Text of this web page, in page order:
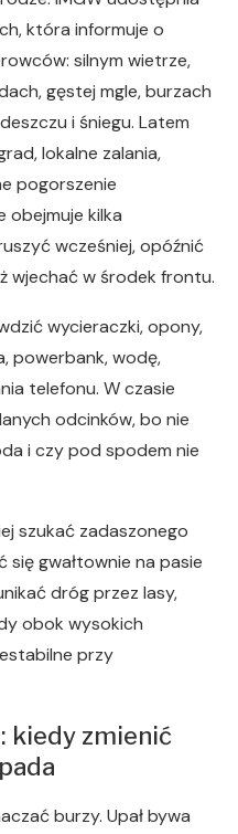
która informuje o
silnym wietrze,
gęstej mgle, burzach
i śniegu. Latem
lokalne zalania,
pogorszenie
obejmuje kilka
wcześniej, opóźnić
wjechać w środek frontu.
wycieraczki, opony,
powerbank, wodę,
telefonu. W czasie
odcinków, bo nie
i czy pod spodem nie
szukać zadaszonego
się gwałtownie na pasie
dróg przez lasy,
obok wysokich
przy
kiedy zmienić
burzy. Upał bywa